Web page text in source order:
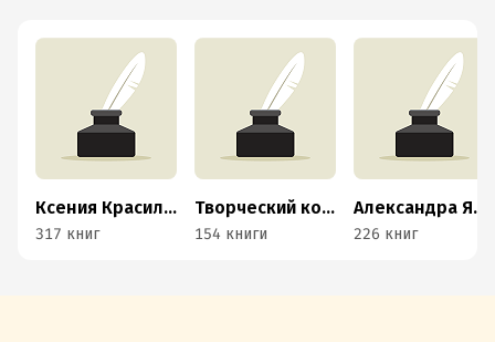
Ксения Красильникова
317 книг
Творческий коллектив компании «Мегаплан»
154 книги
Александра Яковлева
226 книг